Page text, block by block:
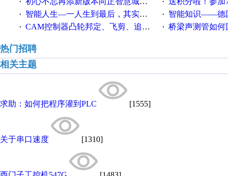
· ·
· 智能人生—一人生到最后，其实拼的都是人品 · 智能知识——德国工业崛起
· CAM控制器凸轮邦定、飞剪、追剪等C功能块 · 桥梁声测管如何固
热门招聘
相关主题
求助：如何把程序灌到PLC [1555]
关于串口速度 [1310]